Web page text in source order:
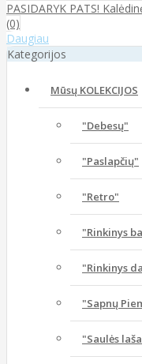
PASIDARYK PATS!
(0)
Daugiau
Kategorijos
Mūsų KOLEKCIJOS
"Debesų"
"Paslapčių"
"Retro"
"Rinkinys
"Rinkinys
"Sapnų
"Saulės